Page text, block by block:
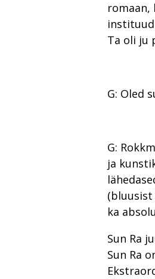
romaan,
Ta oli ju
G: Oled
G:
ja
(bluusist
ka
Sun Ra
Sun Ra